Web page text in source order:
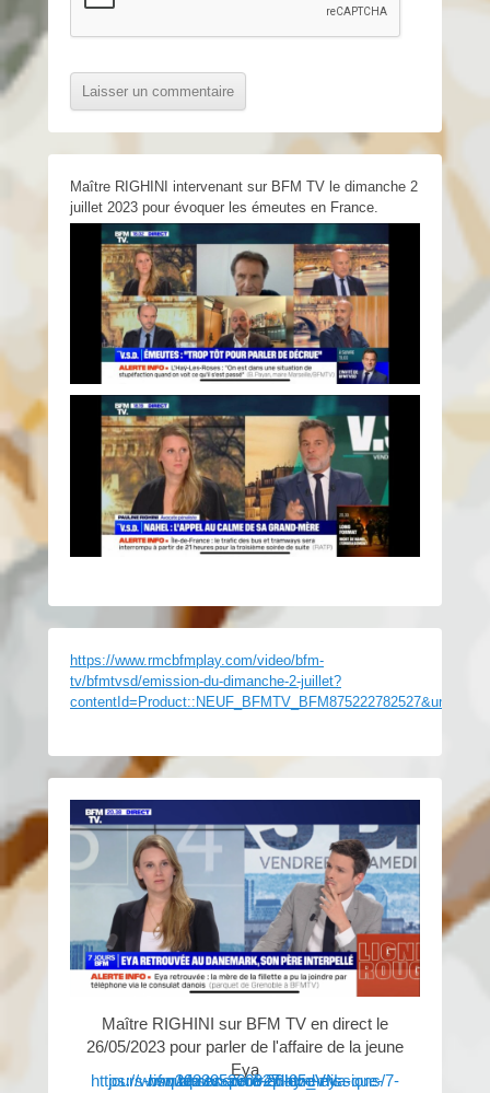
Maître RIGHINI intervenant sur BFM TV le dimanche 2
juillet 2023 pour évoquer les émeutes en France.
https://www.rmcbfmplay.com/video/bfm-
tv/bfmtvsd/emission-du-dimanche-2-juillet?
Maître RIGHINI sur BFM TV en direct le
26/05/2023 pour parler de l'affaire de la jeune
Eya
https://www.bfmtv.com/replay-emissions/7-jours-bfm/apres-avoir-enleve-eya-que-risque-son-pere-26-05_VN-202305260927.html